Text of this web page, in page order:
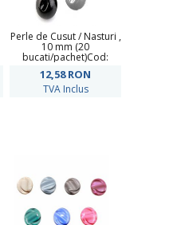
Perle de Cusut / Nasturi ,
10 mm (20
bucati/pachet)Cod:
12,58RON
TVA Inclus